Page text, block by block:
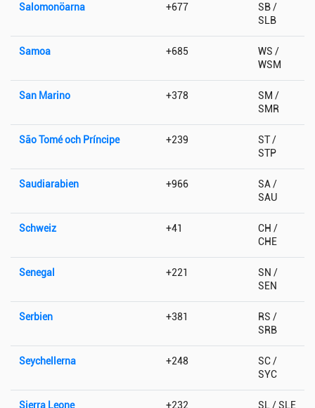
Salomonöarna +677
SB /
SLB
Samoa +685
WS /
WSM
San Marino +378
SM /
SMR
São Tomé och Príncipe +239
ST /
STP
Saudiarabien +966
SA /
SAU
Schweiz +41
CH /
CHE
Senegal +221
SN /
SEN
Serbien +381
RS /
SRB
Seychellerna +248
SC /
SYC
Sierra Leone +232 SL / SLE